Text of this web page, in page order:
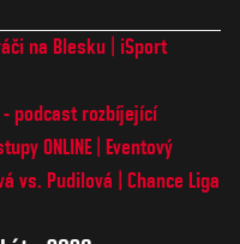
na Blesku
iSport
podcast rozbíjející
ONLINE
Eventový
vs. Pudilová
Chance Liga